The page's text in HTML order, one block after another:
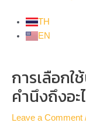
TH
EN
การเลือกใ
คำนึงถึงอ
Leave a Comment
navigation